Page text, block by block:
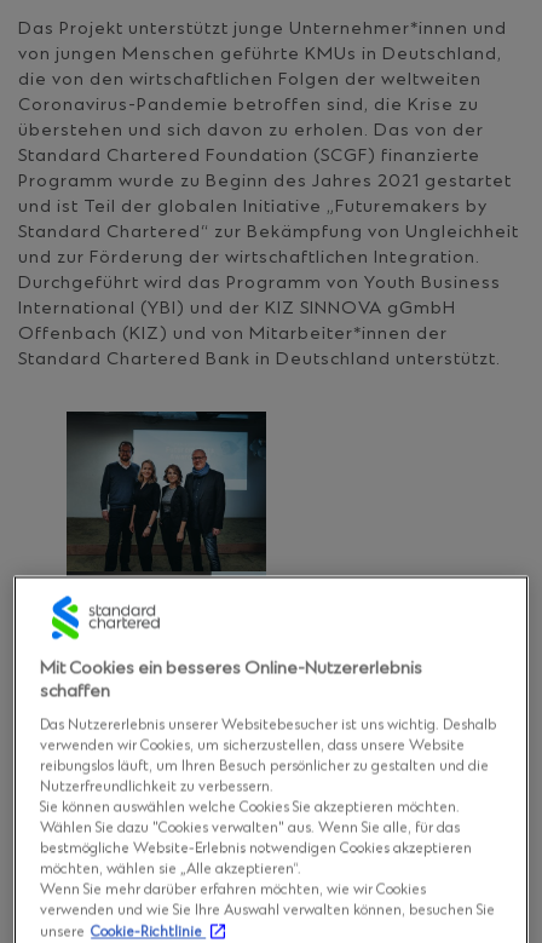
Das Projekt unterstützt junge Unternehmer*innen und
von jungen Menschen geführte KMUs in Deutschland,
die von den wirtschaftlichen Folgen der weltweiten
Coronavirus-Pandemie betroffen sind, die Krise zu
überstehen und sich davon zu erholen. Das von der
Standard Chartered Foundation (SCGF) finanzierte
Programm wurde zu Beginn des Jahres 2021 gestartet
und ist Teil der globalen Initiative „Futuremakers by
Standard Chartered“ zur Bekämpfung von Ungleichheit
und zur Förderung der wirtschaftlichen Integration.
Durchgeführt wird das Programm von Youth Business
International (YBI) und der KIZ SINNOVA gGmbH
Offenbach (KIZ) und von Mitarbeiter*innen der
Standard Chartered Bank in Deutschland unterstützt.
Mit Cookies ein besseres Online-Nutzererlebnis
schaffen
Das Nutzererlebnis unserer Websitebesucher ist uns wichtig. Deshalb
verwenden wir Cookies, um sicherzustellen, dass unsere Website
reibungslos läuft, um Ihren Besuch persönlicher zu gestalten und die
Nutzerfreundlichkeit zu verbessern.
Sie können auswählen welche Cookies Sie akzeptieren möchten.
Wählen Sie dazu "Cookies verwalten" aus. Wenn Sie alle, für das
bestmögliche Website-Erlebnis notwendigen Cookies akzeptieren
möchten, wählen sie „Alle akzeptieren“.
Wenn Sie mehr darüber erfahren möchten, wie wir Cookies
verwenden und wie Sie Ihre Auswahl verwalten können, besuchen Sie
unsere Cookie-Richtlinie